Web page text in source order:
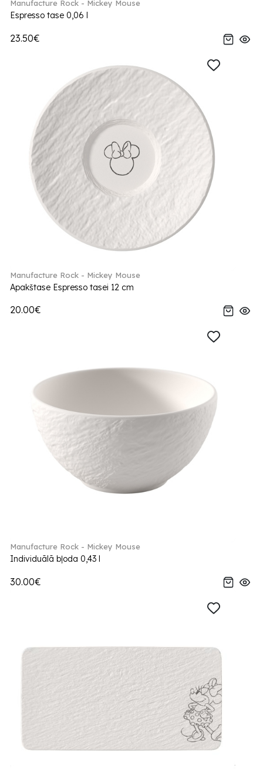
Manufacture Rock - Mickey Mouse
Espresso tase 0,06 l
23.50€
Manufacture Rock - Mickey Mouse
Apakštase Espresso tasei 12 cm
20.00€
Manufacture Rock - Mickey Mouse
Individuālā bļoda 0,43 l
30.00€